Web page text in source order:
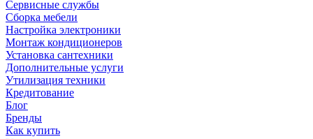
Сервисные службы
Сборка мебели
Настройка электроники
Монтаж кондиционеров
Установка сантехники
Дополнительные услуги
Утилизация техники
Кредитование
Блог
Бренды
Как купить